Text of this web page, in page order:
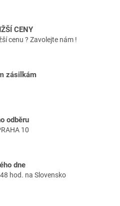
CENY
cenu ? Zavolejte nám !
zásilkám
odběru
10
dne
48 hod. na Slovensko